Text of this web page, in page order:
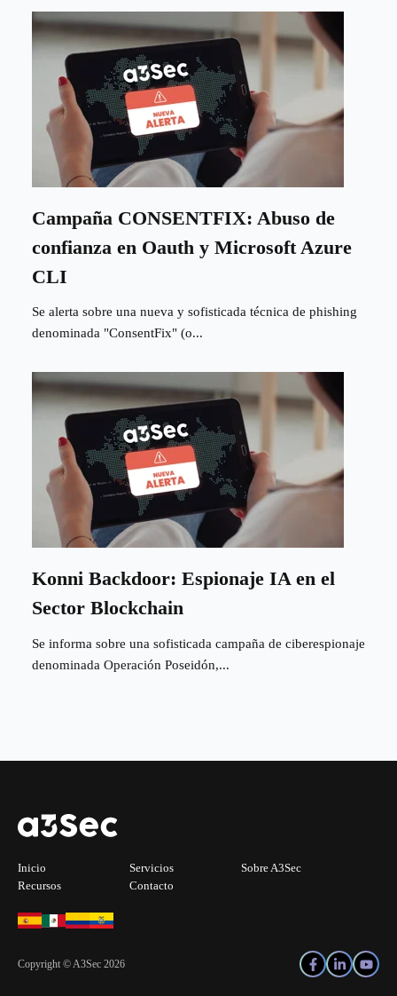
Campaña CONSENTFIX: Abuso de
confianza en Oauth y Microsoft Azure
CLI
Se alerta sobre una nueva y sofisticada técnica de phishing
denominada "ConsentFix" (o...
Konni Backdoor: Espionaje IA en el
Sector Blockchain
Se informa sobre una sofisticada campaña de ciberespionaje
denominada Operación Poseidón,...
Inicio Servicios
Sobre A3Sec
Recursos
Contacto
Copyright © A3Sec 2026